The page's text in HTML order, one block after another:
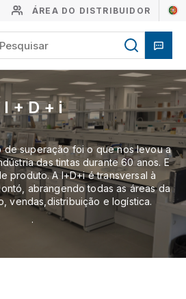
ÁREA DO DISTRIBUIDOR
I + D + i
de superação foi o que nos levou a
das tintas durante 60 anos. E
produto. A I+D+i é transversal à
abrangendo todas as áreas da
vendas,distribuição e logística.
.